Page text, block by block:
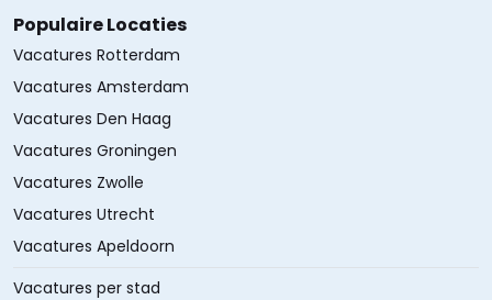
Populaire Locaties
Vacatures Rotterdam
Vacatures Amsterdam
Vacatures Den Haag
Vacatures Groningen
Vacatures Zwolle
Vacatures Utrecht
Vacatures Apeldoorn
Vacatures per stad